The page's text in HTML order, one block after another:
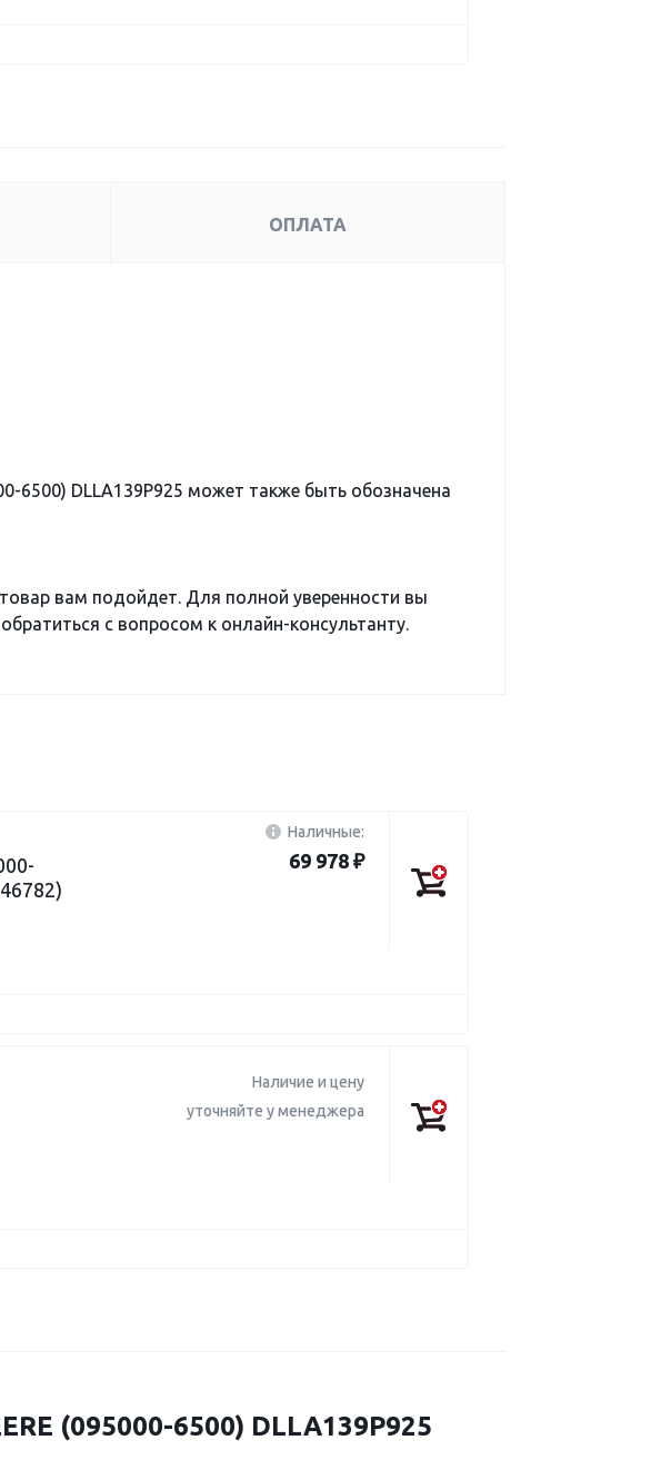
ОПЛАТА
DLLA139P925 может также быть обозначена
вам подойдет. Для полной уверенности вы
с вопросом к онлайн-консультанту.
Наличные:
69 978 ₽
Наличие и цену
уточняйте у менеджера
(095000-6500) DLLA139P925